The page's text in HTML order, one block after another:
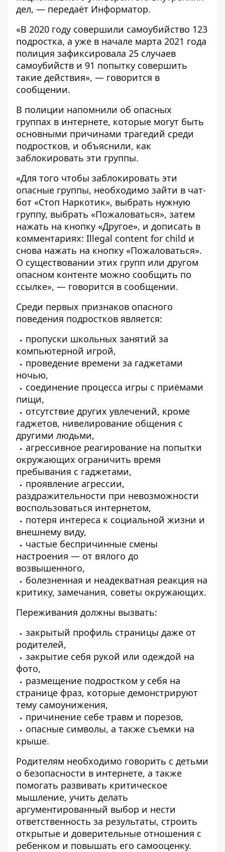
дел, — передаёт Информатор.
«В 2020 году совершили самоубийство 123
подростка, а уже в начале марта 2021 года
полиция зафиксировала 25 случаев
самоубийств и 91 попытку совершить
такие действия», — говорится в
сообщении.
В полиции напомнили об опасных
группах в интернете, которые могут быть
основными причинами трагедий среди
подростков, и объяснили, как
заблокировать эти группы.
«Для того чтобы заблокировать эти
опасные группы, необходимо зайти в чат-
бот «Стоп Наркотик», выбрать нужную
группу, выбрать «Пожаловаться», затем
нажать на кнопку «Другое», и дописать в
комментариях: Illegal content for child и
снова нажать на кнопку «Пожаловаться».
О существовании этих групп или другом
опасном контенте можно сообщить по
ссылке», — говорится в сообщении.
Среди первых признаков опасного
поведения подростков является:
пропуски школьных занятий за
компьютерной игрой,
проведение времени за гаджетами
ночью,
соединение процесса игры с приёмами
пищи,
отсутствие других увлечений, кроме
гаджетов, нивелирование общения с
другими людьми,
агрессивное реагирование на попытки
окружающих ограничить время
пребывания с гаджетами,
проявление агрессии,
раздражительности при невозможности
воспользоваться интернетом,
потеря интереса к социальной жизни и
внешнему виду,
частые беспричинные смены
настроения — от вялого до
возвышенного,
болезненная и неадекватная реакция на
критику, замечания, советы окружающих.
Переживания должны вызвать:
закрытый профиль страницы даже от
родителей,
закрытие себя рукой или одеждой на
фото,
размещение подростком у себя на
странице фраз, которые демонстрируют
тему самоунижения,
причинение себе травм и порезов,
опасные символы, а также съемки на
крыше.
Родителям необходимо говорить с детьми
о безопасности в интернете, а также
помогать развивать критическое
мышление, учить делать
аргументированный выбор и нести
ответственность за результаты, строить
открытые и доверительные отношения с
ребенком и повышать его самооценку.